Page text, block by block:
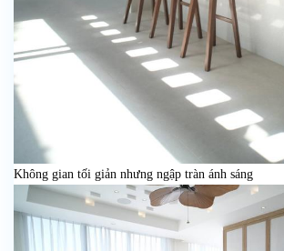
Không gian tối giản nhưng ngập tràn ánh sáng